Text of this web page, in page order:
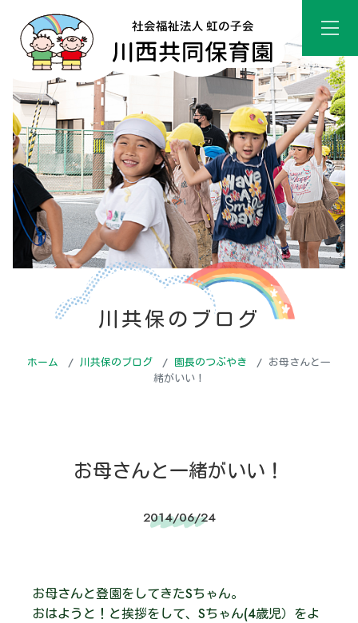
川共保のブログ
ホーム 川共保のブログ 園長のつぶやき
お母さんと一
緒がいい！
お母さんと一緒がいい！
2014/06/24
お母さんと登園をしてきたSちゃん。
おはようと！と挨拶をして、Sちゃん(4歳児）をよ